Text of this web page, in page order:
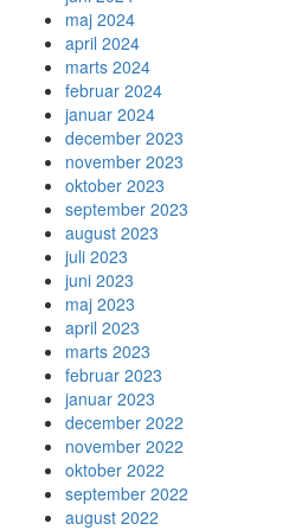
maj 2024
april 2024
marts 2024
februar 2024
januar 2024
december 2023
november 2023
oktober 2023
september 2023
august 2023
juli 2023
juni 2023
maj 2023
april 2023
marts 2023
februar 2023
januar 2023
december 2022
november 2022
oktober 2022
september 2022
august 2022